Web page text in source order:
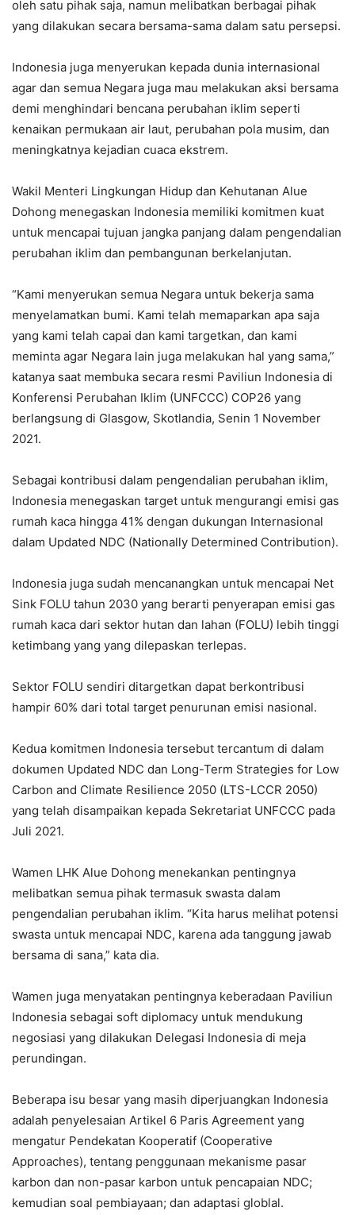
oleh satu pihak saja, namun melibatkan berbagai pihak
yang dilakukan secara bersama-sama dalam satu persepsi.
Indonesia juga menyerukan kepada dunia internasional
agar dan semua Negara juga mau melakukan aksi bersama
demi menghindari bencana perubahan iklim seperti
kenaikan permukaan air laut, perubahan pola musim, dan
meningkatnya kejadian cuaca ekstrem.
Wakil Menteri Lingkungan Hidup dan Kehutanan Alue
Dohong menegaskan Indonesia memiliki komitmen kuat
untuk mencapai tujuan jangka panjang dalam pengendalian
perubahan iklim dan pembangunan berkelanjutan.
“Kami menyerukan semua Negara untuk bekerja sama
menyelamatkan bumi. Kami telah memaparkan apa saja
yang kami telah capai dan kami targetkan, dan kami
meminta agar Negara lain juga melakukan hal yang sama,”
katanya saat membuka secara resmi Paviliun Indonesia di
Konferensi Perubahan Iklim (UNFCCC) COP26 yang
berlangsung di Glasgow, Skotlandia, Senin 1 November
2021.
Sebagai kontribusi dalam pengendalian perubahan iklim,
Indonesia menegaskan target untuk mengurangi emisi gas
rumah kaca hingga 41% dengan dukungan Internasional
dalam Updated NDC (Nationally Determined Contribution).
Indonesia juga sudah mencanangkan untuk mencapai Net
Sink FOLU tahun 2030 yang berarti penyerapan emisi gas
rumah kaca dari sektor hutan dan lahan (FOLU) lebih tinggi
ketimbang yang yang dilepaskan terlepas.
Sektor FOLU sendiri ditargetkan dapat berkontribusi
hampir 60% dari total target penurunan emisi nasional.
Kedua komitmen Indonesia tersebut tercantum di dalam
dokumen Updated NDC dan Long-Term Strategies for Low
Carbon and Climate Resilience 2050 (LTS-LCCR 2050)
yang telah disampaikan kepada Sekretariat UNFCCC pada
Juli 2021.
Wamen LHK Alue Dohong menekankan pentingnya
melibatkan semua pihak termasuk swasta dalam
pengendalian perubahan iklim. “Kita harus melihat potensi
swasta untuk mencapai NDC, karena ada tanggung jawab
bersama di sana,” kata dia.
Wamen juga menyatakan pentingnya keberadaan Paviliun
Indonesia sebagai soft diplomacy untuk mendukung
negosiasi yang dilakukan Delegasi Indonesia di meja
perundingan.
Beberapa isu besar yang masih diperjuangkan Indonesia
adalah penyelesaian Artikel 6 Paris Agreement yang
mengatur Pendekatan Kooperatif (Cooperative
Approaches), tentang penggunaan mekanisme pasar
karbon dan non-pasar karbon untuk pencapaian NDC;
kemudian soal pembiayaan; dan adaptasi globlal.